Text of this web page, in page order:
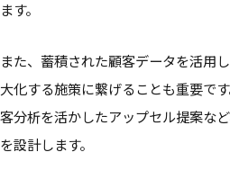
ます。
また、蓄積された顧客データを活用
大化する施策に繋げることも重要で
客分析を活かしたアップセル提案な
を設計します。